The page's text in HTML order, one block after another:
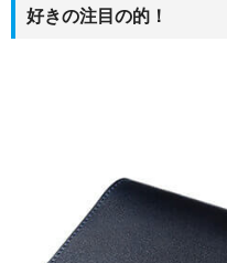
好きの注目の的！